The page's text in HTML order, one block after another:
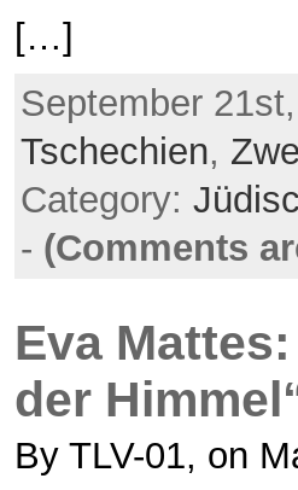
[…]
September
Tschechien,
Category:
- (Comments
Eva
der
By TLV-01, on